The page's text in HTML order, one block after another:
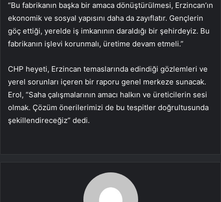
“Bu fabrikanın başka bir amaca dönüştürülmesi, Erzincan’ın
ekonomik ve sosyal yapısını daha da zayıflatır. Gençlerin
göç ettiği, yerelde iş imkanının daraldığı bir şehirdeyiz. Bu
fabrikanın işlevi korunmalı, üretime devam etmeli.”
CHP heyeti, Erzincan temaslarında edindiği gözlemleri ve
yerel sorunları içeren bir raporu genel merkeze sunacak.
Erol, “Saha çalışmalarının amacı halkın ve üreticilerin sesi
olmak. Çözüm önerilerimizi de bu tespitler doğrultusunda
şekillendireceğiz” dedi.